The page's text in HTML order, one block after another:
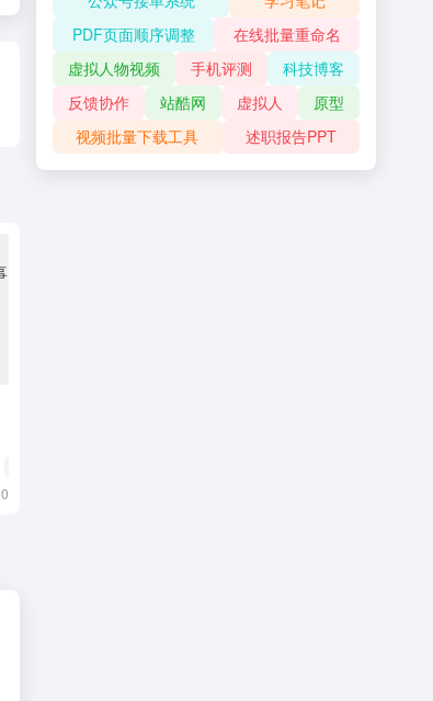
0
PDF页面顺序调整
在线批量重命名
虚拟人物视频
手机评测
科技博客
反馈协作
站酷网 虚拟人
原型
视频批量下载工具
述职报告PPT